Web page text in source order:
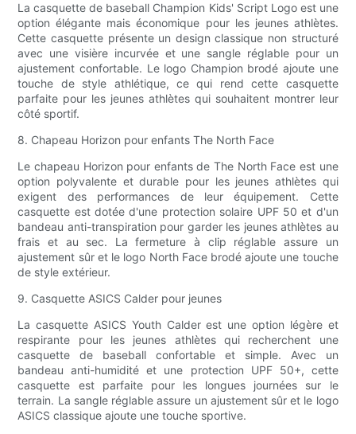
La casquette de baseball Champion Kids' Script Logo est une
option élégante mais économique pour les jeunes athlètes.
Cette casquette présente un design classique non structuré
avec une visière incurvée et une sangle réglable pour un
ajustement confortable. Le logo Champion brodé ajoute une
touche de style athlétique, ce qui rend cette casquette
parfaite pour les jeunes athlètes qui souhaitent montrer leur
côté sportif.
8. Chapeau Horizon pour enfants The North Face
Le chapeau Horizon pour enfants de The North Face est une
option polyvalente et durable pour les jeunes athlètes qui
exigent des performances de leur équipement. Cette
casquette est dotée d'une protection solaire UPF 50 et d'un
bandeau anti-transpiration pour garder les jeunes athlètes au
frais et au sec. La fermeture à clip réglable assure un
ajustement sûr et le logo North Face brodé ajoute une touche
de style extérieur.
9. Casquette ASICS Calder pour jeunes
La casquette ASICS Youth Calder est une option légère et
respirante pour les jeunes athlètes qui recherchent une
casquette de baseball confortable et simple. Avec un
bandeau anti-humidité et une protection UPF 50+, cette
casquette est parfaite pour les longues journées sur le
terrain. La sangle réglable assure un ajustement sûr et le logo
ASICS classique ajoute une touche sportive.